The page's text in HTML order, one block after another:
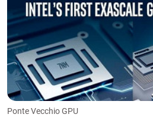
Ponte Vecchio GPU